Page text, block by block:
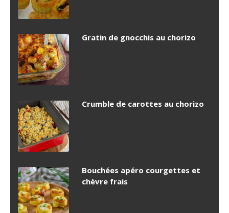
Gratin de gnocchis au chorizo
Crumble de carottes au chorizo
Bouchées apéro courgettes et
chèvre frais